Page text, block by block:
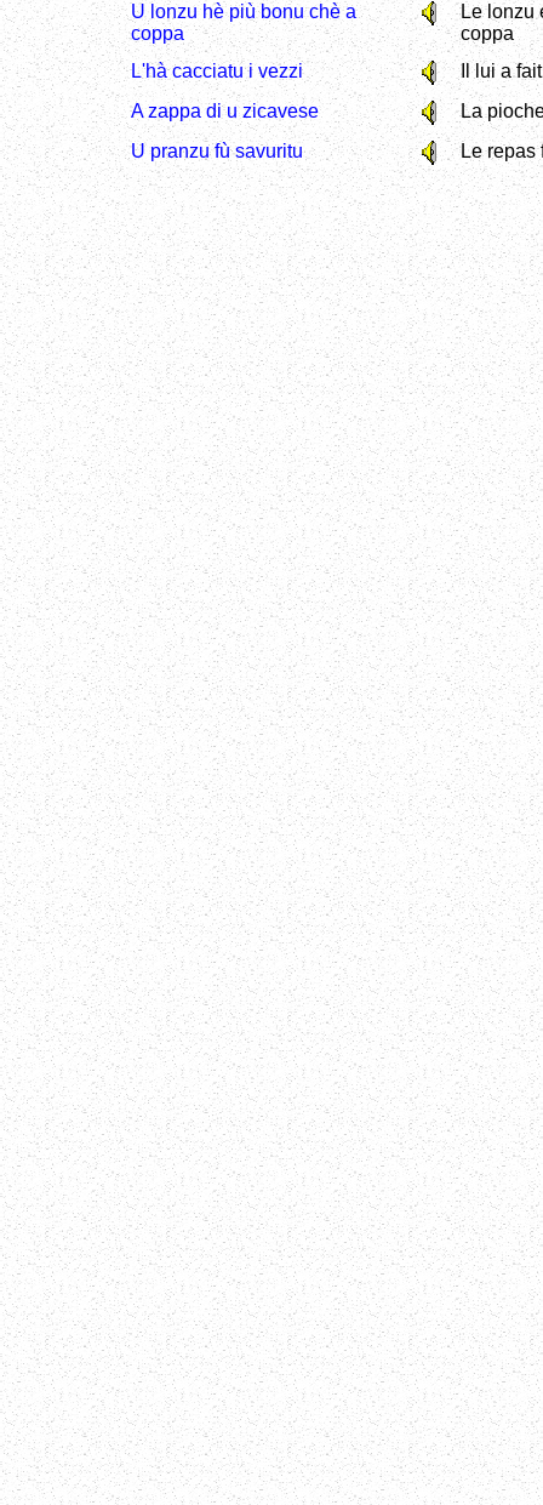
U lonzu hè più bonu chè a
coppa
Le lonzu
coppa
L'hà cacciatu i vezzi
Il lui a
A zappa di u zicavese
La
U pranzu fù savuritu
Le repas